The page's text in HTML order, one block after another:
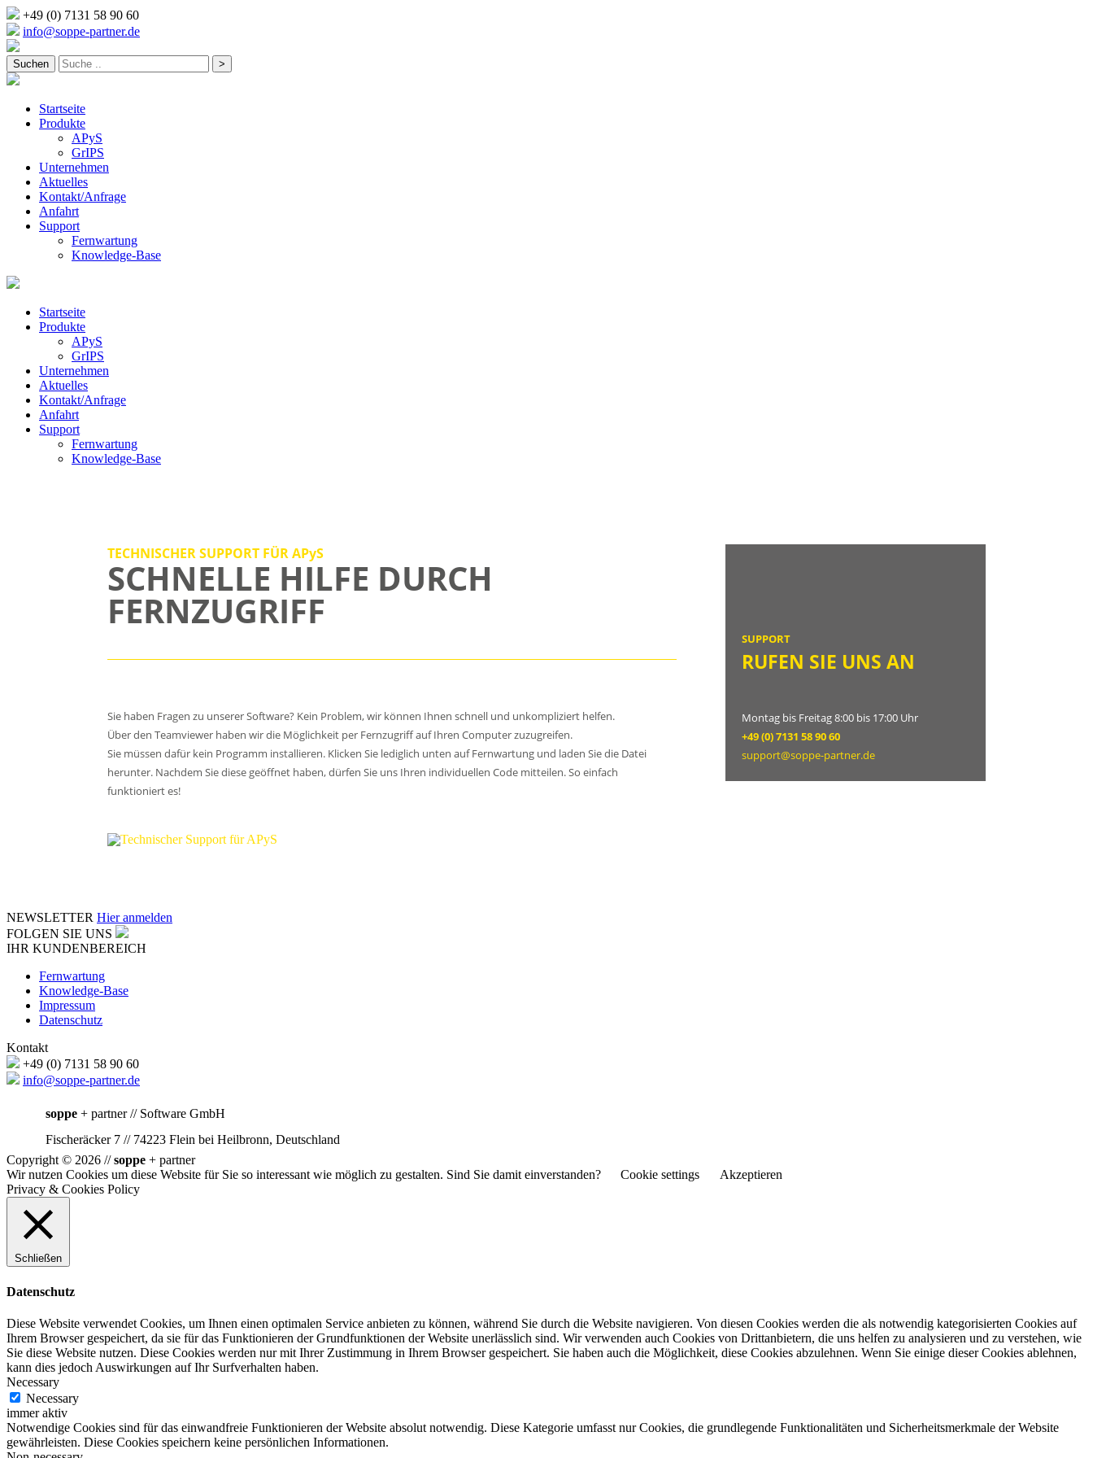
+49 (0) 7131 58 90 60
info@soppe-partner.de
Startseite
Produkte
APyS
GrIPS
Unternehmen
Aktuelles
Kontakt/Anfrage
Anfahrt
Support
Fernwartung
Knowledge-Base
Startseite
Produkte
APyS
GrIPS
Unternehmen
Aktuelles
Kontakt/Anfrage
Anfahrt
Support
Fernwartung
Knowledge-Base
TECHNISCHER SUPPORT FÜR APyS
SCHNELLE HILFE DURCH
FERNZUGRIFF
Sie haben Fragen zu unserer Software? Kein Problem, wir können Ihnen schnell und unkompliziert helfen.
Über den Teamviewer haben wir die Möglichkeit per Fernzugriff auf Ihren Computer zuzugreifen.
Sie müssen dafür kein Programm installieren. Klicken Sie lediglich unten auf Fernwartung und laden Sie die Datei
herunter. Nachdem Sie diese geöffnet haben, dürfen Sie uns Ihren individuellen Code mitteilen. So einfach
funktioniert es!
SUPPORT
RUFEN SIE UNS AN
Montag bis Freitag 8:00 bis 17:00 Uhr
+49 (0) 7131 58 90 60
support@soppe-partner.de
NEWSLETTER Hier anmelden
FOLGEN SIE UNS
IHR KUNDENBEREICH
Fernwartung
Knowledge-Base
Impressum
Datenschutz
Kontakt
+49 (0) 7131 58 90 60
info@soppe-partner.de
soppe + partner // Software GmbH
Fischeräcker 7 // 74223 Flein bei Heilbronn, Deutschland
Copyright © 2026 //soppe + partner
Wir nutzen Cookies um diese Website für Sie so interessant wie möglich zu gestalten. Sind Sie damit einverstanden?
Cookie settings
Akzeptieren
Privacy & Cookies Policy
Schließen
Datenschutz
Diese Website verwendet Cookies, um Ihnen einen optimalen Service anbieten zu können, während Sie durch die Website navigieren. Von diesen Cookies werden die als notwendig kategorisierten Cookies auf
Ihrem Browser gespeichert, da sie für das Funktionieren der Grundfunktionen der Website unerlässlich sind. Wir verwenden auch Cookies von Drittanbietern, die uns helfen zu analysieren und zu verstehen, wie
Sie diese Website nutzen. Diese Cookies werden nur mit Ihrer Zustimmung in Ihrem Browser gespeichert. Sie haben auch die Möglichkeit, diese Cookies abzulehnen. Wenn Sie einige dieser Cookies ablehnen,
kann dies jedoch Auswirkungen auf Ihr Surfverhalten haben.
Necessary
Necessary
immer aktiv
Notwendige Cookies sind für das einwandfreie Funktionieren der Website absolut notwendig. Diese Kategorie umfasst nur Cookies, die grundlegende Funktionalitäten und Sicherheitsmerkmale der Website
gewährleisten. Diese Cookies speichern keine persönlichen Informationen.